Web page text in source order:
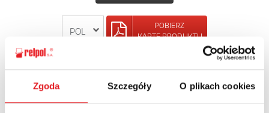
Zgoda Szczegóły O plikach cookies
POBIERZ
KARTĘ PRODUKTU
POWRÓT